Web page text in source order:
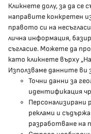
МЗ В
Facebook
Instragram
YouTube канал
Threads профил
Кликнете долу, за да се
направите конкретен
правото си на
лична информация,
съгласие. Можете да
като кликнете върху
Използваме данните ви
Точни данни за
идентификация
Персонализирани
реклами и
разработване на